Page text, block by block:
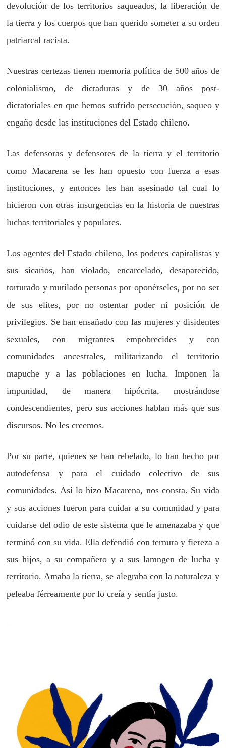
devolución de los territorios saqueados, la liberación de
la tierra y los cuerpos que han querido someter a su orden
patriarcal racista.
Nuestras certezas tienen memoria política de 500 años de
colonialismo, de dictaduras y de 30 años post-
dictatoriales en que hemos sufrido persecución, saqueo y
engaño desde las instituciones del Estado chileno.
Las defensoras y defensores de la tierra y el territorio
como Macarena se les han opuesto con fuerza a esas
instituciones, y entonces les han asesinado tal cual lo
hicieron con otras insurgencias en la historia de nuestras
luchas territoriales y populares.
Los agentes del Estado chileno, los poderes capitalistas y
sus sicarios, han violado, encarcelado, desaparecido,
torturado y mutilado personas por oponérseles, por no ser
de sus elites, por no ostentar poder ni posición de
privilegios. Se han ensañado con las mujeres y disidentes
sexuales, con migrantes empobrecides y con
comunidades ancestrales, militarizando el territorio
mapuche y a las poblaciones en lucha. Imponen la
impunidad, de manera hipócrita, mostrándose
condescendientes, pero sus acciones hablan más que sus
discursos. No les creemos.
Por su parte, quienes se han rebelado, lo han hecho por
autodefensa y para el cuidado colectivo de sus
comunidades. Así lo hizo Macarena, nos consta. Su vida
y sus acciones fueron para cuidar a su comunidad y para
cuidarse del odio de este sistema que le amenazaba y que
terminó con su vida. Ella defendió con ternura y fiereza a
sus hijos, a su compañero y a sus lamngen de lucha y
territorio. Amaba la tierra, se alegraba con la naturaleza y
peleaba férreamente por lo creía y sentía justo.